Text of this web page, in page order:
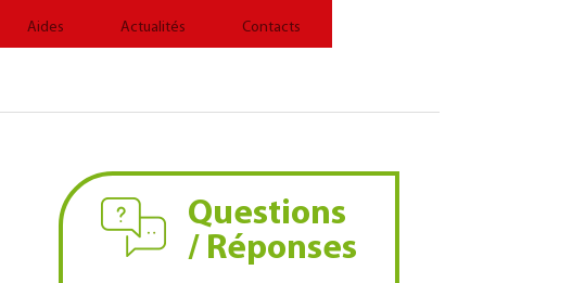
Aides Actualités Contacts
Questions
/ Réponses